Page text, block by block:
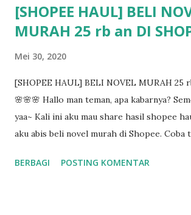
[SHOPEE HAUL] BELI
MURAH 25 rb an DI
Mei 30, 2020
[SHOPEE HAUL] BELI NOVEL MURAH 25
🌸🌸🌸 Hallo man teman, apa kabarnya?
yaa~ Kali ini aku mau share hasil shopee
aku abis beli novel murah di Shopee. Coba
Hehe
BERBAGI POSTING KOMENTAR